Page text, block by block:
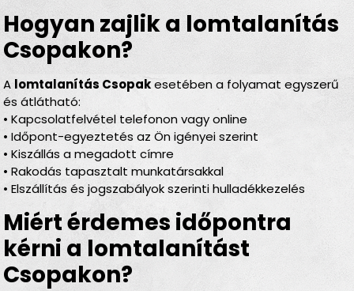
Hogyan zajlik a lomtalanítás
Csopakon?
A lomtalanítás Csopakesetében a folyamat egyszerű
és átlátható:
• Kapcsolatfelvétel telefonon vagy online
• Időpont-egyeztetés az Ön igényei szerint
• Kiszállás a megadott címre
• Rakodás tapasztalt munkatársakkal
• Elszállítás és jogszabályok szerinti hulladékkezelés
Miért érdemes időpontra
kérni a lomtalanítást
Csopakon?